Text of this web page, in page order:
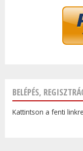
BELÉPÉS,
Kattintson a fenti